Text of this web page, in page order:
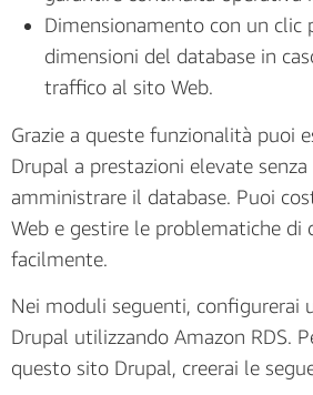
Dimensionamento con un clic
dimensioni del database in
traffico al sito Web.
Grazie a queste funzionalità puoi
Drupal a prestazioni elevate
amministrare il database. Puoi
Web e gestire le problematiche di
facilmente.
Nei moduli seguenti, configurerai
Drupal utilizzando Amazon RDS.
questo sito Drupal, creerai le